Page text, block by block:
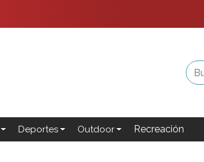
Deportes Outdoor Recreación